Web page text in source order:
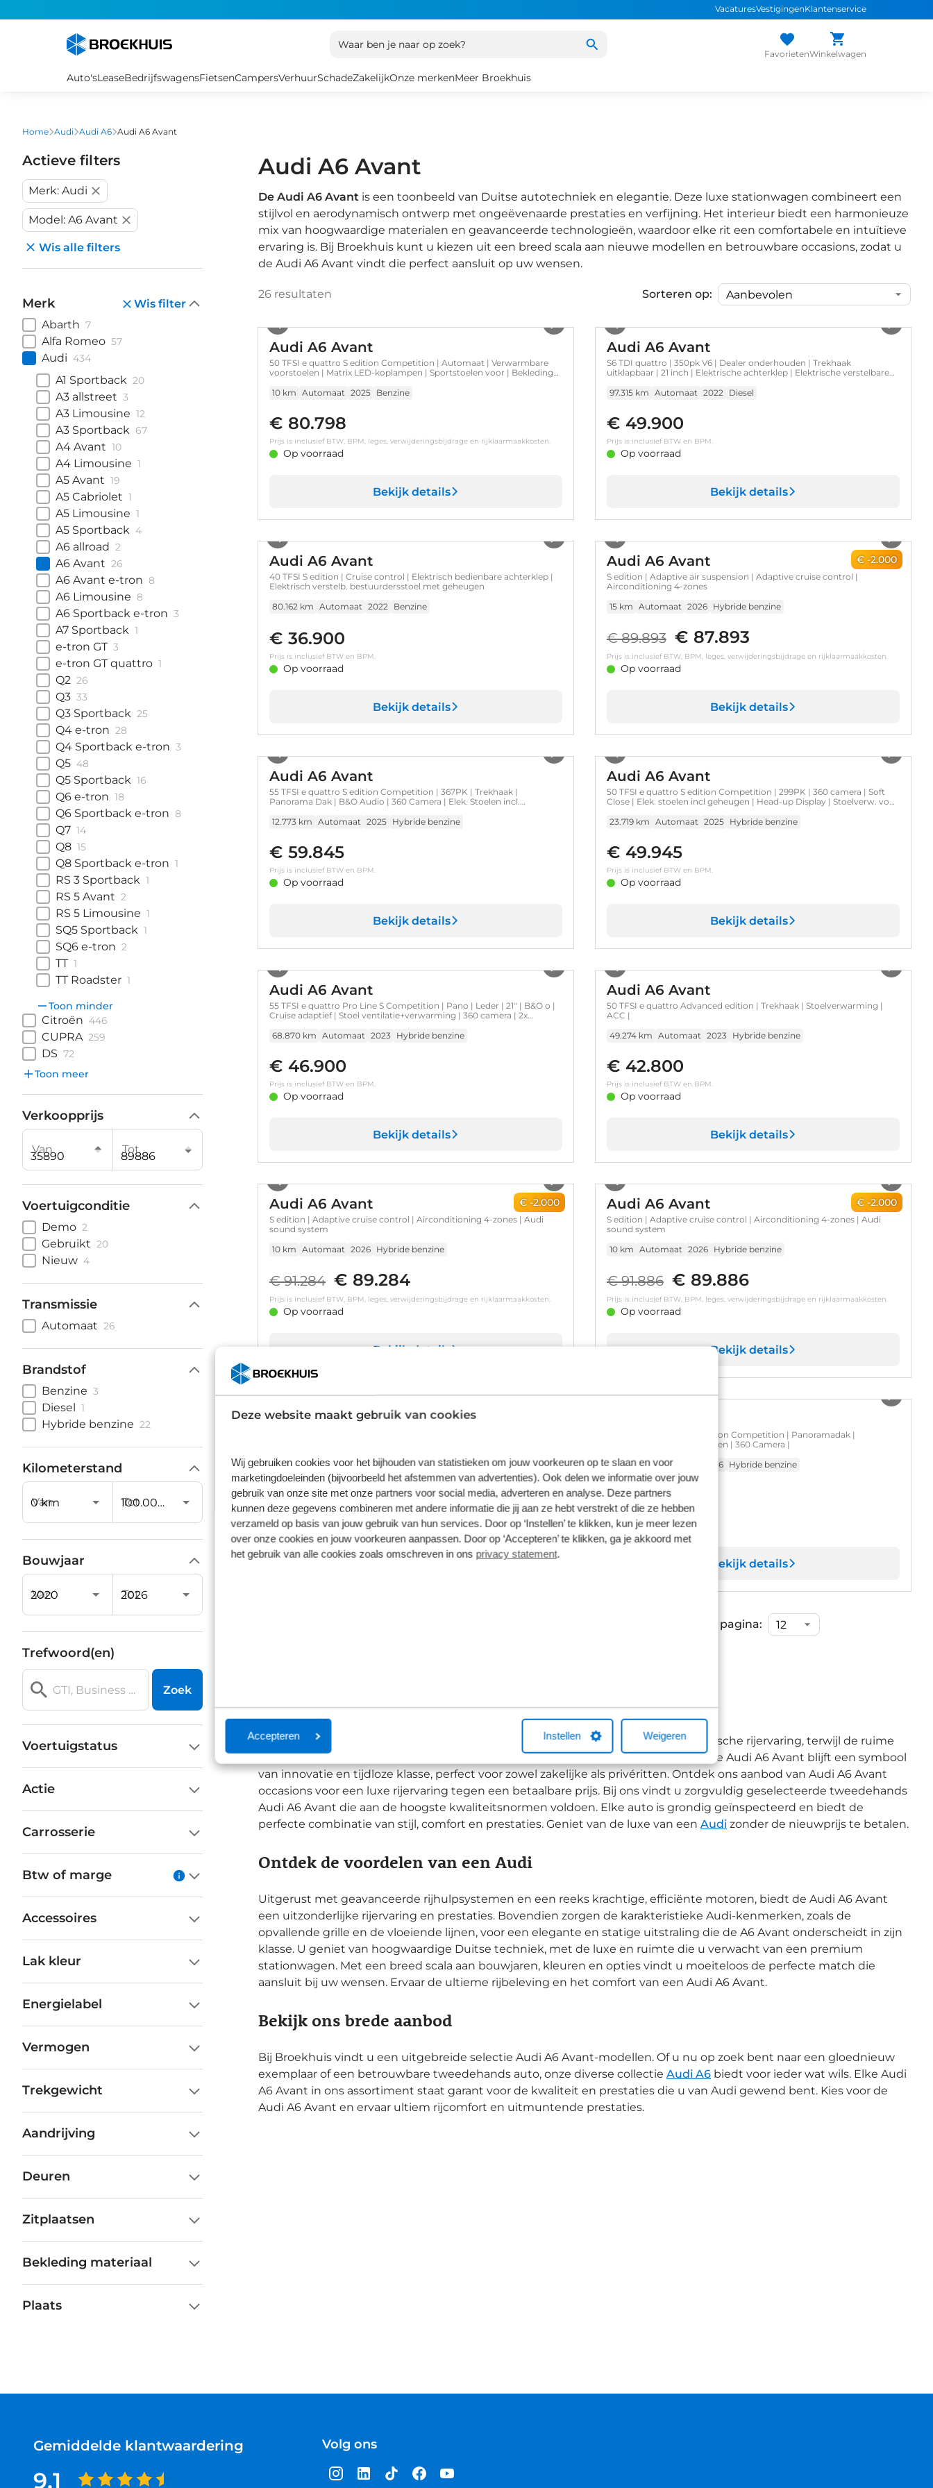
Deze website maakt gebruik van cookies
Wij gebruiken cookies voor het bijhouden van statistieken om jouw voorkeuren op te slaan en voor
marketingdoeleinden (bijvoorbeeld het afstemmen van advertenties). Ook delen we informatie over jouw
gebruik van onze site met onze partners voor social media, adverteren en analyse. Deze partners
kunnen deze gegevens combineren met andere informatie die jij aan ze hebt verstrekt of die ze hebben
verzameld op basis van jouw gebruik van hun services. Door op ‘Instellen’ te klikken, kun je meer lezen
over onze cookies en jouw voorkeuren aanpassen. Door op ‘Accepteren’ te klikken, ga je akkoord met
het gebruik van alle cookies zoals omschreven in ons privacy statement.
Accepteren Instellen Weigeren
VacaturesVestigingenKlantenservice
Waar ben je naar op zoek?
FavorietenWinkelwagen
Auto'sLeaseBedrijfswagensFietsenCampersVerhuurSchadeZakelijkOnze merkenMeer Broekhuis
Home Audi Audi A6 Audi A6 Avant
Actieve filters
Merk: Audi
Model: A6 Avant
Wis alle filters
Merk
Wis filter
Abarth 7
Alfa Romeo 57
Audi 434
A1 Sportback 20
A3 allstreet 3
A3 Limousine 12
A3 Sportback 67
A4 Avant 10
A4 Limousine 1
A5 Avant 19
A5 Cabriolet 1
A5 Limousine 1
A5 Sportback 4
A6 allroad 2
A6 Avant 26
A6 Avant e-tron 8
A6 Limousine 8
A6 Sportback e-tron 3
A7 Sportback 1
e-tron GT 3
e-tron GT quattro 1
Q2 26
Q3 33
Q3 Sportback 25
Q4 e-tron 28
Q4 Sportback e-tron 3
Q5 48
Q5 Sportback 16
Q6 e-tron 18
Q6 Sportback e-tron 8
Q7 14
Q8 15
Q8 Sportback e-tron 1
RS 3 Sportback 1
RS 5 Avant 2
RS 5 Limousine 1
SQ5 Sportback 1
SQ6 e-tron 2
TT 1
TT Roadster 1
Toon minder
Citroën 446
CUPRA 259
DS 72
Toon meer
Verkoopprijs
Van Tot
Voertuigconditie
Demo 2
Gebruikt 20
Nieuw 4
Transmissie
Automaat 26
Brandstof
Benzine 3
Diesel 1
Hybride benzine 22
Kilometerstand
Van Tot
Bouwjaar
Van Tot
Trefwoord(en)
Zoek
Voertuigstatus
Actie
Carrosserie
Btw of marge
Accessoires
Lak kleur
Energielabel
Vermogen
Trekgewicht
Aandrijving
Deuren
Zitplaatsen
Bekleding materiaal
Plaats
Audi A6 Avant
De Audi A6 Avantis een toonbeeld van Duitse autotechniek en elegantie. Deze luxe stationwagen combineert een
stijlvol en aerodynamisch ontwerp met ongeëvenaarde prestaties en verfijning. Het interieur biedt een harmonieuze
mix van hoogwaardige materialen en geavanceerde technologieën, waardoor elke rit een comfortabele en intuïtieve
ervaring is. Bij Broekhuis kunt u kiezen uit een breed scala aan nieuwe modellen en betrouwbare occasions, zodat u
de Audi A6 Avant vindt die perfect aansluit op uw wensen.
26resultaten Sorteren op:
Audi A6 Avant
50 TFSI e quattro S edition Competition | Automaat | Verwarmbare
voorstoelen | Matrix LED-koplampen | Sportstoelen voor | Bekleding
10 km Automaat 2025 Benzine
€ 80.798
Prijs is inclusief BTW, BPM, leges, verwijderingsbijdrage en rijklaarmaakkosten.
Op voorraad
Bekijk details
Audi A6 Avant
S6 TDI quattro | 350pk V6 | Dealer onderhouden | Trekhaak
uitklapbaar | 21 inch | Elektrische achterklep | Elektrische verstelbare
97.315 km Automaat 2022 Diesel
€ 49.900
Prijs is inclusief BTW en BPM.
Op voorraad
Bekijk details
Audi A6 Avant
40 TFSI S edition | Cruise control | Elektrisch bedienbare achterklep |
Elektrisch verstelb. bestuurdersstoel met geheugen
80.162 km Automaat 2022 Benzine
€ 36.900
Prijs is inclusief BTW en BPM.
Op voorraad
Bekijk details
€ -2.000
Audi A6 Avant
S edition | Adaptive air suspension | Adaptive cruise control |
Airconditioning 4-zones
15 km Automaat 2026 Hybride benzine
€ 89.893 € 87.893
Prijs is inclusief BTW, BPM, leges, verwijderingsbijdrage en rijklaarmaakkosten.
Op voorraad
Bekijk details
Audi A6 Avant
55 TFSI e quattro S edition Competition | 367PK | Trekhaak |
Panorama Dak | B&O Audio | 360 Camera | Elek. Stoelen incl.
12.773 km Automaat 2025 Hybride benzine
€ 59.845
Prijs is inclusief BTW en BPM.
Op voorraad
Bekijk details
Audi A6 Avant
50 TFSI e quattro S edition Competition | 299PK | 360 camera | Soft
Close | Elek. stoelen incl geheugen | Head-up Display | Stoelverw. voor
23.719 km Automaat 2025 Hybride benzine
€ 49.945
Prijs is inclusief BTW en BPM.
Op voorraad
Bekijk details
Audi A6 Avant
55 TFSI e quattro Pro Line S Competition | Pano | Leder | 21'' | B&O o |
Cruise adaptief | Stoel ventilatie+verwarming | 360 camera | 2x
| Cruise control adaptief met Stop&Go | Dodehoek detectie
68.870 km Automaat 2023 Hybride benzine
€ 46.900
Prijs is inclusief BTW en BPM.
Op voorraad
Bekijk details
Audi A6 Avant
50 TFSI e quattro Advanced edition | Trekhaak | Stoelverwarming |
ACC |
49.274 km Automaat 2023 Hybride benzine
€ 42.800
Prijs is inclusief BTW en BPM.
Op voorraad
Bekijk details
€ -2.000
Audi A6 Avant
S edition | Adaptive cruise control | Airconditioning 4-zones | Audi
sound system
10 km Automaat 2026 Hybride benzine
€ 91.284 € 89.284
Prijs is inclusief BTW, BPM, leges, verwijderingsbijdrage en rijklaarmaakkosten.
Op voorraad
Bekijk details
€ -2.000
Audi A6 Avant
S edition | Adaptive cruise control | Airconditioning 4-zones | Audi
sound system
10 km Automaat 2026 Hybride benzine
€ 91.886 € 89.886
Prijs is inclusief BTW, BPM, leges, verwijderingsbijdrage en rijklaarmaakkosten.
Op voorraad
Bekijk details
Audi A6 Avant
27.108 km Automaat 2025 Hybride benzine
€ 58.800
Prijs is inclusief BTW en BPM.
Op voorraad
2.0 e-hybrid quattro S edition Competition | Panoramadak |
Luchtvering | Bang & Olufsen | 360 Camera |
11.500 km Automaat 2026 Hybride benzine
€ 82.800
Prijs is inclusief BTW en BPM.
Op voorraad
Bekijk details
Items per pagina:
Ontdek ons brede aanbod A6 Avant occasions
Met zijn krachtige motoren en precieze wegligging levert de A6 Avant een dynamische rijervaring, terwijl de ruime
laadruimte en slimme opbergoplossingen praktische bruikbaarheid garanderen. De Audi A6 Avant blijft een symbool
van innovatie en tijdloze klasse, perfect voor zowel zakelijke als privéritten. Ontdek ons aanbod van Audi A6 Avant
occasions voor een luxe rijervaring tegen een betaalbare prijs. Bij ons vindt u zorgvuldig geselecteerde tweedehands
Audi A6 Avant die aan de hoogste kwaliteitsnormen voldoen. Elke auto is grondig geïnspecteerd en biedt de
perfecte combinatie van stijl, comfort en prestaties. Geniet van de luxe van een Audizonder de nieuwprijs te betalen.
Ontdek de voordelen van een Audi
Uitgerust met geavanceerde rijhulpsystemen en een reeks krachtige, efficiënte motoren, biedt de Audi A6 Avant
een uitzonderlijke rijervaring en prestaties. Bovendien zorgen de karakteristieke Audi-kenmerken, zoals de
opvallende grille en de vloeiende lijnen, voor een elegante en statige uitstraling die de A6 Avant onderscheidt in zijn
klasse. U geniet van hoogwaardige Duitse techniek, met de luxe en ruimte die u verwacht van een premium
stationwagen. Met een breed scala aan bouwjaren, kleuren en opties vindt u moeiteloos de perfecte match die
aansluit bij uw wensen. Ervaar de ultieme rijbeleving en het comfort van een Audi A6 Avant.
Bekijk ons brede aanbod
Bij Broekhuis vindt u een uitgebreide selectie Audi A6 Avant-modellen. Of u nu op zoek bent naar een gloednieuw
exemplaar of een betrouwbare tweedehands auto, onze diverse collectie Audi A6biedt voor ieder wat wils. Elke Audi
A6 Avant in ons assortiment staat garant voor de kwaliteit en prestaties die u van Audi gewend bent. Kies voor de
Audi A6 Avant en ervaar ultiem rijcomfort en uitmuntende prestaties.
Gemiddelde klantwaardering
9.1
Volg ons